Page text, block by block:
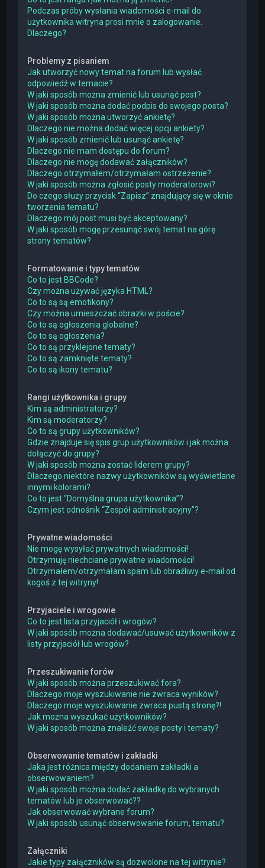
Podczas próby wysłania wiadomości e-mail do
użytkownika witryna prosi mnie o zalogowanie.
Dlaczego?
Problemy z pisaniem
Jak utworzyć nowy temat na forum lub wysłać
odpowiedź w temacie?
W jaki sposób można zmienić lub usunąć post?
W jaki sposób można dodać podpis do swojego posta?
W jaki sposób można utworzyć ankietę?
Dlaczego nie można dodać więcej opcji ankiety?
W jaki sposób zmienić lub usunąć ankietę?
Dlaczego nie mam dostępu do forum?
Dlaczego nie mogę dodawać załączników?
Dlaczego otrzymałem/otrzymałam ostrzeżenie?
W jaki sposób można zgłosić posty moderatorowi?
Do czego służy przycisk “Zapisz” znajdujący się w oknie
tworzenia tematu?
Dlaczego mój post musi być akceptowany?
W jaki sposób mogę przesunąć swój temat na górę
strony tematów?
Formatowanie i typy tematów
Co to jest BBCode?
Czy można używać języka HTML?
Co to są są emotikony?
Czy można umieszczać obrazki w poście?
Co to są ogłoszenia globalne?
Co to są ogłoszenia?
Co to są przyklejone tematy?
Co to są zamknięte tematy?
Co to są ikony tematu?
Rangi użytkownika i grupy
Kim są administratorzy?
Kim są moderatorzy?
Co to są grupy użytkowników?
Gdzie znajduje się spis grup użytkowników i jak można
dołączyć do grupy?
W jaki sposób można zostać liderem grupy?
Dlaczego niektóre nazwy użytkowników są wyświetlane
innymi kolorami?
Co to jest “Domyślna grupa użytkownika”?
Czym jest odnośnik “Zespół administracyjny”?
Prywatne wiadomości
Nie mogę wysyłać prywatnych wiadomości!
Otrzymuję niechciane prywatne wiadomości!
Otrzymałem/otrzymałam spam lub obraźliwy e-mail od
kogoś z tej witryny!
Przyjaciele i wrogowie
Co to jest lista przyjaciół i wrogów?
W jaki sposób można dodawać/usuwać użytkowników z
listy przyjaciół lub wrogów?
Przeszukiwanie forów
W jaki sposób można przeszukiwać fora?
Dlaczego moje wyszukiwanie nie zwraca wyników?
Dlaczego moje wyszukiwanie zwraca pustą stronę?!
Jak można wyszukać użytkowników?
W jaki sposób można znaleźć swoje posty i tematy?
Obserwowanie tematów i zakładki
Jaka jest różnica między dodaniem zakładki a
obserwowaniem?
W jaki sposób można dodać zakładkę do wybranych
tematów lub je obserwować??
Jak obserwować wybrane forum?
W jaki sposób usunąć obserwowanie forum, tematu?
Załączniki
Jakie typy załączników są dozwolone na tej witrynie?